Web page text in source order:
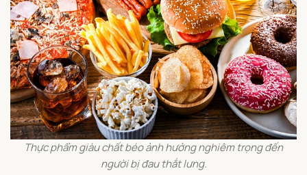
Thực phẩm giàu chất béo ảnh hưởng nghiêm trọng đến
người bị đau thắt lưng.